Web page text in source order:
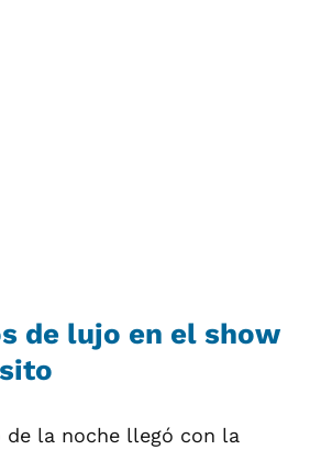
de lujo en el show
la noche llegó con la